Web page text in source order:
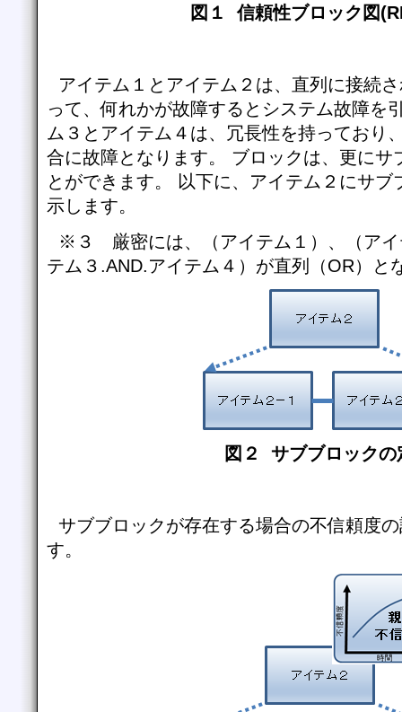
図１ 信頼性ブロック図
アイテム１とアイテム２は、直列に接続
って、何れかが故障するとシステム故障を
ム３とアイテム４は、冗長性を持っており
合に故障となります。 ブロックは、更にサ
とができます。 以下に、アイテム２にサブ
示します。
※３ 厳密には、（アイテム１）、（アイ
テム３.AND.アイテム４）が直列（OR）と
図２ サブブロックの
サブブロックが存在する場合の不信頼度
す。